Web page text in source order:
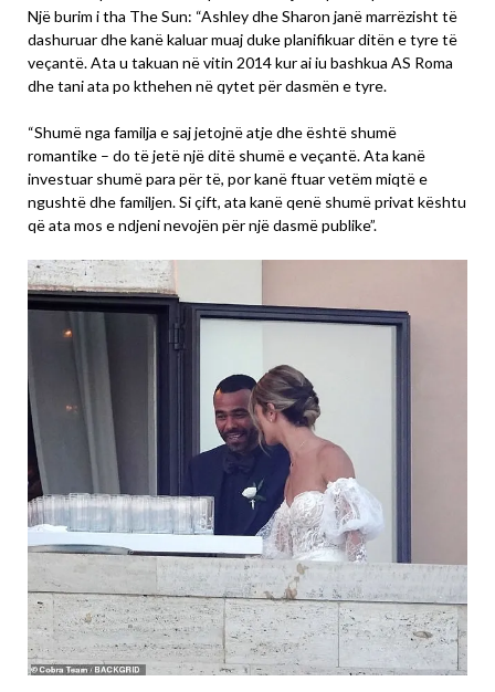
Një burim i tha The Sun: “Ashley dhe Sharon janë marrëzisht të
dashuruar dhe kanë kaluar muaj duke planifikuar ditën e tyre të
veçantë. Ata u takuan në vitin 2014 kur ai iu bashkua AS Roma
dhe tani ata po kthehen në qytet për dasmën e tyre.
“Shumë nga familja e saj jetojnë atje dhe është shumë
romantike – do të jetë një ditë shumë e veçantë. Ata kanë
investuar shumë para për të, por kanë ftuar vetëm miqtë e
ngushtë dhe familjen. Si çift, ata kanë qenë shumë privat kështu
që ata mos e ndjeni nevojën për një dasmë publike”.